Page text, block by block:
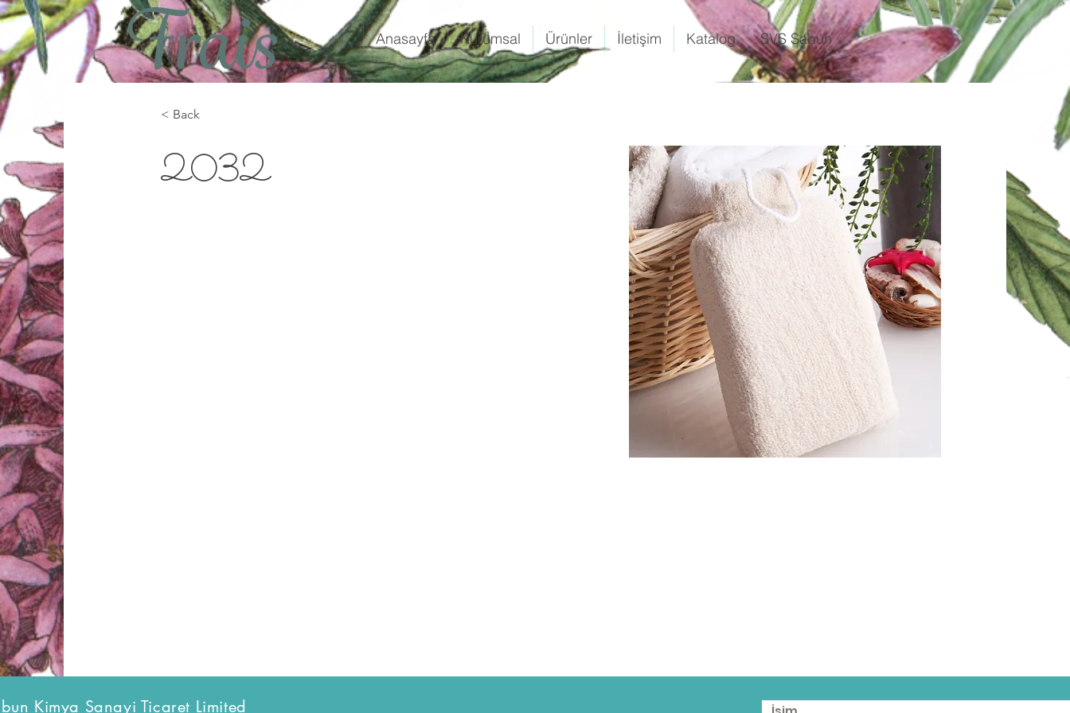
Anasayfa Kurumsal Ürünler İletişim Katalog SVS Sabun
< Back
2032
Kimya Sanayi Ticaret Limited